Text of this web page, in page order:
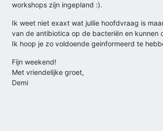
workshops zijn ingepland :).
Ik weet niet exaxt wat jullie hoofdvraag is
van de antibiotica op de bacteriën en kunnen
Ik hoop je zo voldoende geinformeerd te
Fijn weekend!
Met vriendelijke groet,
Demi